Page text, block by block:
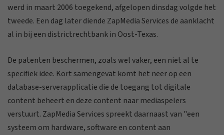
werd in maart 2006 toegekend, afgelopen dinsdag volgde het
tweede. Een dag later diende ZapMedia Services de aanklacht
al in bij een districtrechtbank in Oost-Texas.
De patenten beschermen, zoals wel vaker, een niet al te
specifiek idee. Kort samengevat komt het neer op een
database-serverapplicatie die de toegang tot digitale
content beheert en deze content naar mediaspelers
verstuurt. ZapMedia Services spreekt daarnaast van "een
systeem om hardware, software en content aan